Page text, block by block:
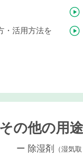
・活用方法を
その他の用
ー 除湿剤 （湿気取